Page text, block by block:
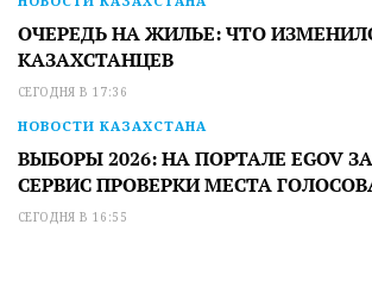
ОЧЕРЕДЬ НА ЖИЛЬЕ: ЧТО
КАЗАХСТАНЦЕВ
СЕГОДНЯ В 17:36
НОВОСТИ КАЗАХСТАНА
ВЫБОРЫ 2026: НА ПОРТАЛЕ EGOV
СЕРВИС ПРОВЕРКИ МЕСТА
СЕГОДНЯ В 16:55